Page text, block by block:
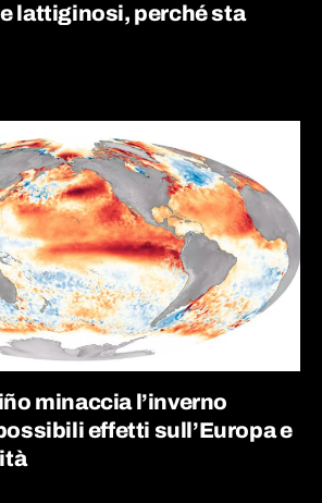
lattiginosi, perché sta
minaccia l’inverno
effetti sull’Europa e